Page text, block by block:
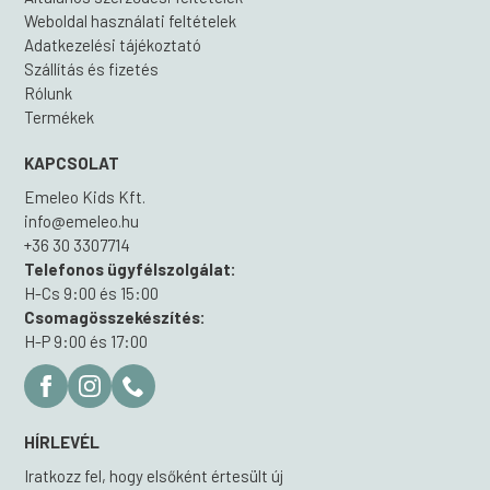
Weboldal használati feltételek
Adatkezelési tájékoztató
Szállítás és fizetés
Rólunk
Termékek
KAPCSOLAT
Emeleo Kids Kft.
info@emeleo.hu
+36 30 3307714
Telefonos ügyfélszolgálat:
H-Cs 9:00 és 15:00
Csomagösszekészítés:
H-P 9:00 és 17:00
HÍRLEVÉL
Iratkozz fel, hogy elsőként értesült új